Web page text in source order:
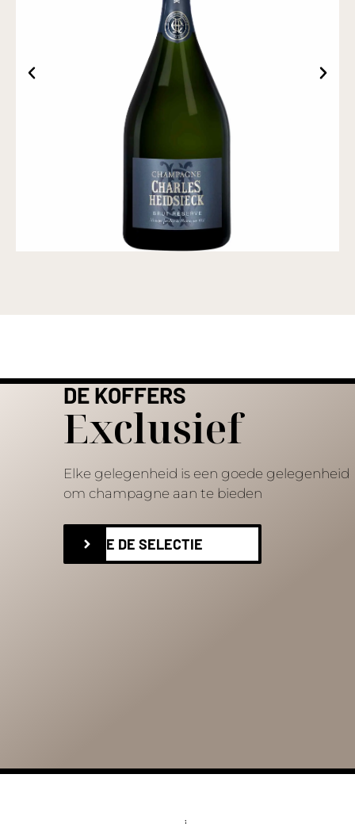
DE KOFFERS
Exclusief
Elke gelegenheid is een goede gelegenheid
om champagne aan te bieden
ZIE DE SELECTIE